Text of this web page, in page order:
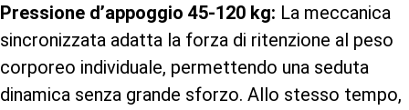
Pressione d’appoggio 45-120 kg: La meccanica
sincronizzata adatta la forza di ritenzione al peso
corporeo individuale, permettendo una seduta
dinamica senza grande sforzo. Allo stesso tempo,